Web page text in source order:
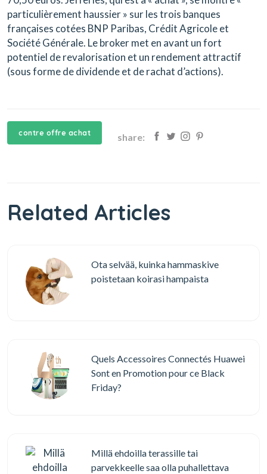
particulièrement haussier » sur les trois banques
françaises cotées BNP Paribas, Crédit Agricoleet
Société Générale. Le broker met en avant un fort
potentiel de revalorisation et un rendement attractif
(sous forme de dividende et de rachat d’actions).
contre offre achat share:
Related Articles
Ota selvää, kuinka hammaskive
poistetaan koirasi hampaista
Quels Accessoires Connectés Huawei
Sont en Promotion pour ce Black
Friday?
Millä ehdoilla terassille tai
parvekkeelle saa olla puhallettava